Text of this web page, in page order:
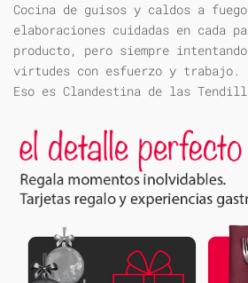
Cocina de guisos y caldos a
elaboraciones cuidadas en cada
producto, pero siempre
virtudes con esfuerzo y trabajo.
Eso es Clandestina de las